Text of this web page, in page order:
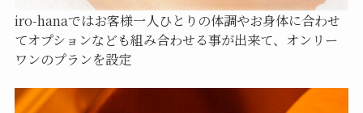
iro-hanaではお客様一人ひとりの体調やお身体に合わせ
てオプションなども組み合わせる事が出来て、オンリー
ワンのプランを設定